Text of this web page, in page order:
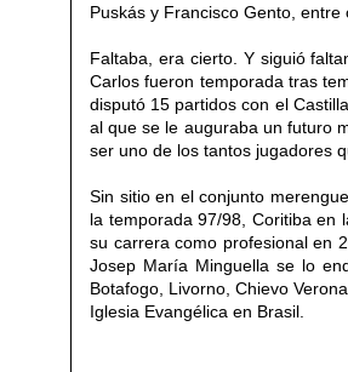
Puskás y Francisco Gento, entre
Faltaba, era cierto. Y siguió
Carlos fueron temporada tras
disputó 15 partidos con el
al que se le auguraba un futuro
ser uno de los tantos jugadores
Sin sitio en el conjunto
la temporada 97/98, Coritiba en
su carrera como profesional en
Josep María Minguella se lo
Botafogo, Livorno, Chievo
Iglesia Evangélica en Brasil.